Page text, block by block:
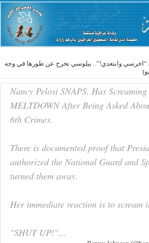
“اخرسي وابتعدي!”.. بيلوسي تخرج عن طورها في وجه
Nancy Pelosi SNAPS, Has
MELTDOWN After Being Asked
6th Crimes.
There is documented proof that
authorized the National Guard and
turned them away.
Her immediate reaction is to scream
"SHUT UP!"…